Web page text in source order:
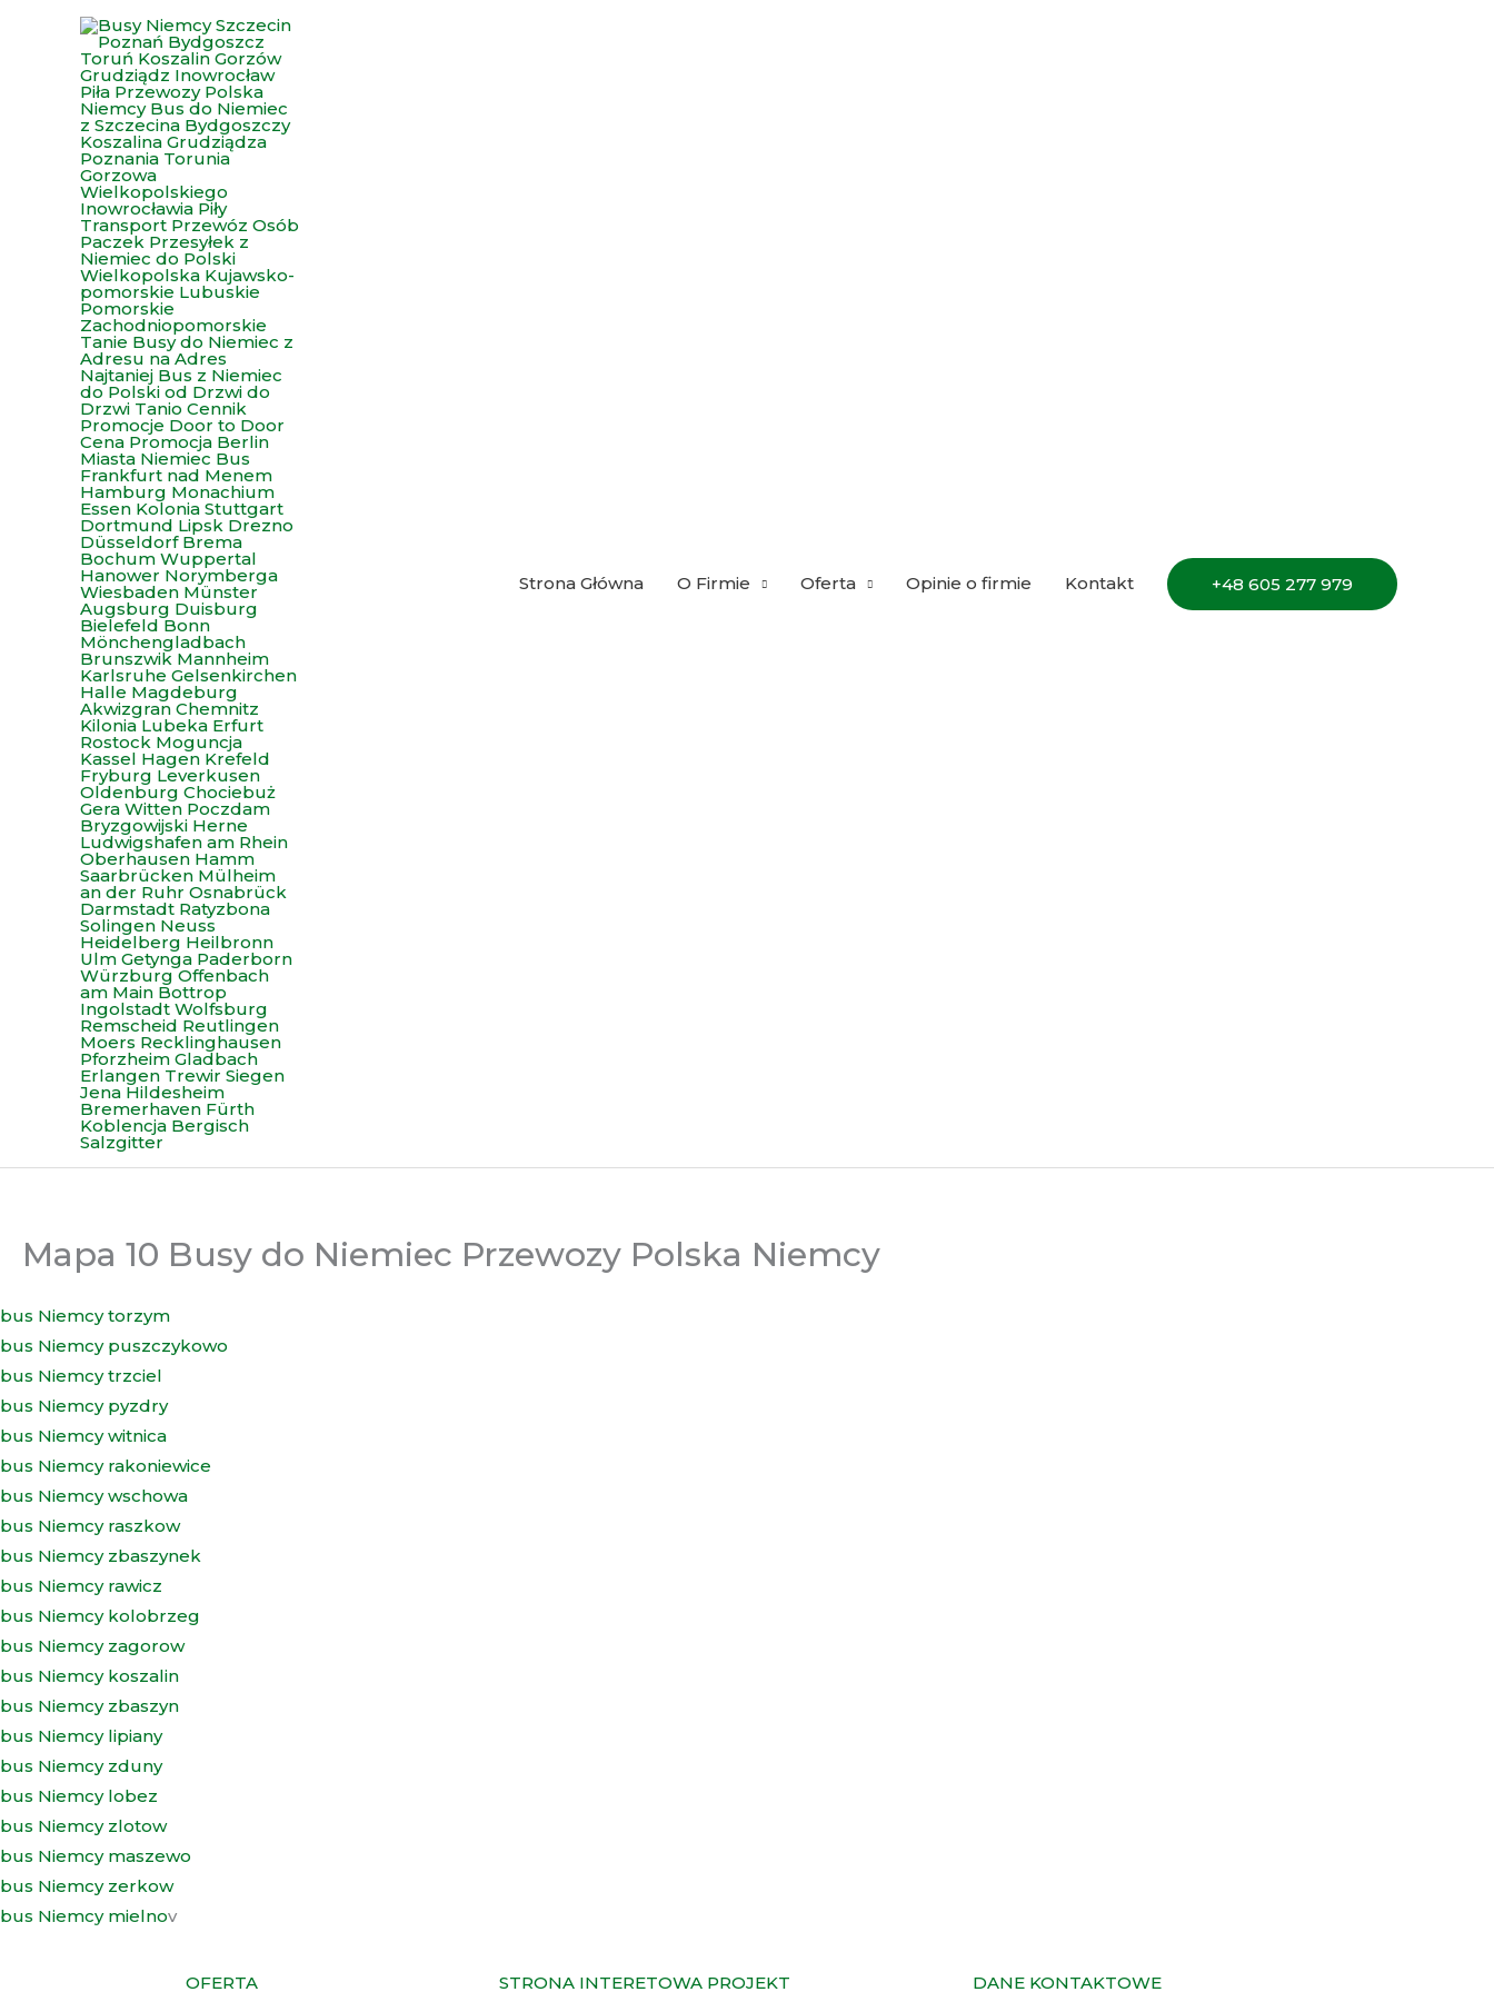
Strona Główna O Firmie Oferta Opinie o firmie Kontakt +48 605 277 979
Mapa 10 Busy do Niemiec Przewozy Polska Niemcy
bus Niemcy torzym
bus Niemcy puszczykowo
bus Niemcy trzciel
bus Niemcy pyzdry
bus Niemcy witnica
bus Niemcy rakoniewice
bus Niemcy wschowa
bus Niemcy raszkow
bus Niemcy zbaszynek
bus Niemcy rawicz
bus Niemcy kolobrzeg
bus Niemcy zagorow
bus Niemcy koszalin
bus Niemcy zbaszyn
bus Niemcy lipiany
bus Niemcy zduny
bus Niemcy lobez
bus Niemcy zlotow
bus Niemcy maszewo
bus Niemcy zerkow
bus Niemcy mielnov
OFERTA STRONA INTERETOWA PROJEKT DANE KONTAKTOWE